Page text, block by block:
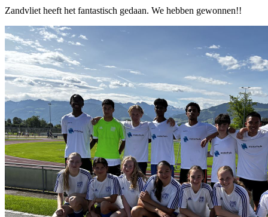
Zandvliet heeft het fantastisch gedaan. We hebben gewonnen!!